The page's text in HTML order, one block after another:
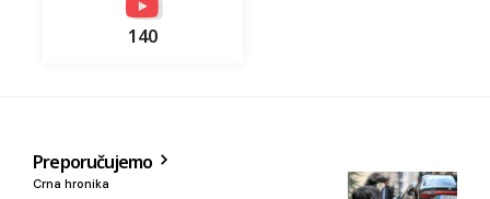
140
Preporučujemo
Crna hronika